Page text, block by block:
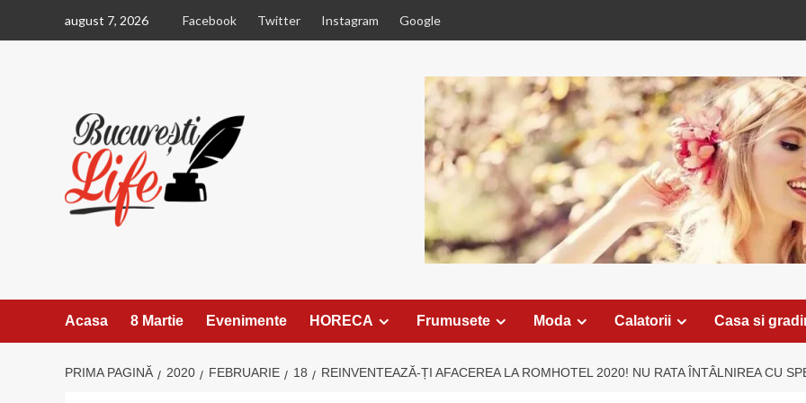
august 7, 2026 Facebook Twitter Instagram Google
Acasa 8 Martie Evenimente HORECA Frumusete Moda Calatorii Casa si
PRIMA PAGINĂ 2020 FEBRUARIE 18 REINVENTEAZĂ-ȚI AFACEREA LA ROMHOTEL 2020! NU RATA ÎNTÂLNIREA CU